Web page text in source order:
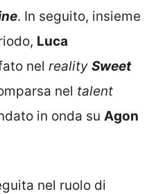
. In seguito, insieme
Luca
nel reality Sweet
nel talent
in onda su Agon
nel ruolo di